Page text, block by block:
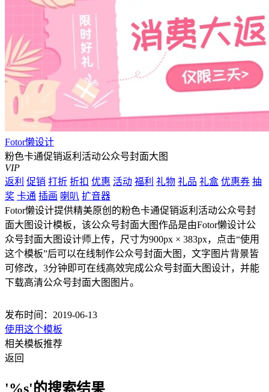
Fotor懒设计
粉色卡通促销返利活动公众号封面大图
VIP
返利 促销 打折 折扣 优惠 活动 福利 礼物 礼品 礼盒 优惠券 抽
奖 卡通 插画 喇叭 扩音器
Fotor懒设计提供精美原创的粉色卡通促销返利活动公众号封
面大图设计模板，该公众号封面大图作品是由Fotor懒设计公
众号封面大图设计师上传，尺寸为900px × 383px，点击“使用
这个模板”后可以在线制作公众号封面大图，文字图片背景皆
可修改，3分钟即可在线高效完成公众号封面大图设计，并能
下载高清公众号封面大图图片。
发布时间：2019-06-13
使用这个模板
相关模板推荐
返回
'%s'的搜索结果